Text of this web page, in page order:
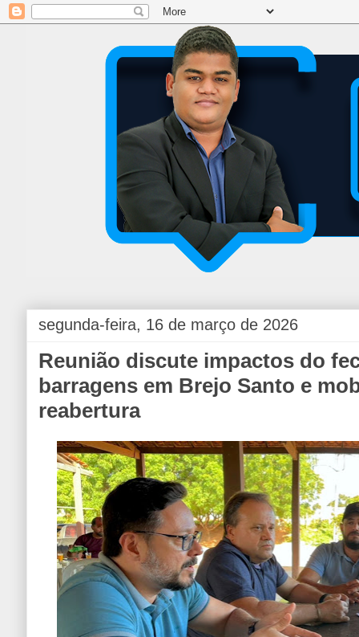
segunda-feira, 16 de março de 2026
Reunião discute impactos do
barragens em Brejo Santo e
reabertura